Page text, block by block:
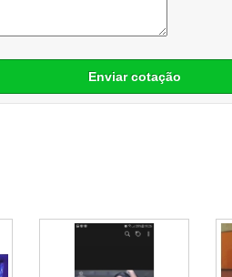
Enviar cotação